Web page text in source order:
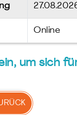
Online
um sich